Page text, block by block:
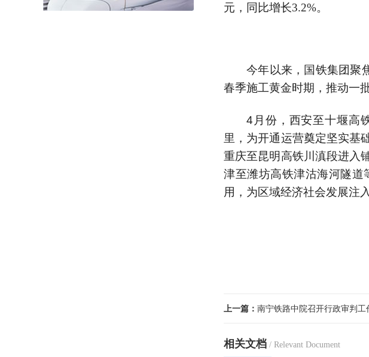
元，同比增长3.2%。
今年以来，国铁集团聚
春季施工黄金时期，推动一
4月份，西安至十堰高
里，为开通运营奠定坚实基
重庆至昆明高铁川滇段进入
津至潍坊高铁津沽海河隧
用，为区域经济社会发展注
上一篇： 南宁铁路中院召开行政审判工
相关文档 / Relevant Document